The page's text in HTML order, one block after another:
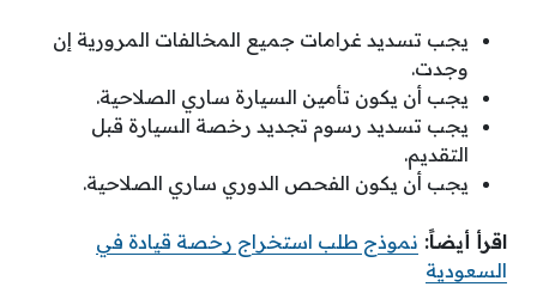
يجب تسديد غرامات جميع المخالفات المرورية إن
وجدت.
يجب أن يكون تأمين السيارة ساري الصلاحية.
يجب تسديد رسوم تجديد رخصة السيارة قبل
التقديم.
يجب أن يكون الفحص الدوري ساري الصلاحية.
اقرأ أيضاً: نموذج طلب استخراج رخصة قيادة في
السعودية